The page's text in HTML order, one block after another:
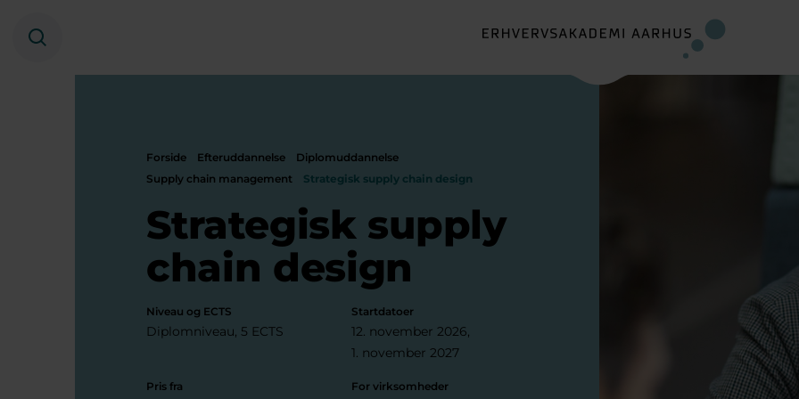
Søg
Forside Efteruddannelse
Diplomuddannelse
Supply chain management
Strategisk supply chain design
Strategisk supply
chain design
Niveau og ECTS
Diplomniveau, 5 ECTS
Startdatoer
12. november 2026
1. november 2027
Pris fra For virksomheder